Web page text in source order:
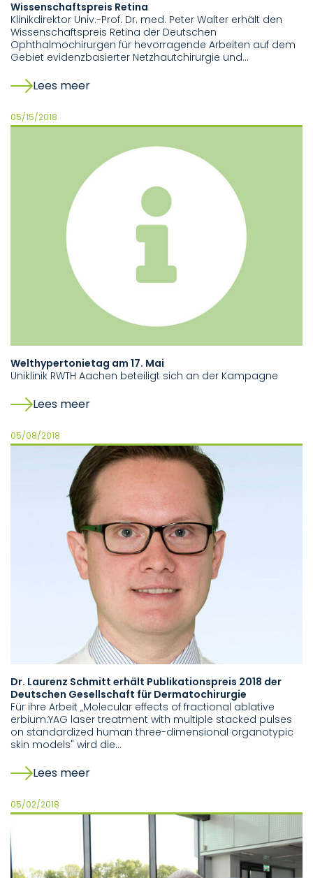
Wissenschaftspreis Retina
Klinikdirektor Univ.-Prof. Dr. med. Peter Walter erhält den
Wissenschaftspreis Retina der Deutschen
Ophthalmochirurgen für hevorragende Arbeiten auf dem
Gebiet evidenzbasierter Netzhautchirurgie und…
Lees meer
05/15/2018
Welthypertonietag am 17. Mai
Uniklinik RWTH Aachen beteiligt sich an der Kampagne
Lees meer
05/08/2018
Dr. Laurenz Schmitt erhält Publikationspreis 2018 der
Deutschen Gesellschaft für Dermatochirurgie
Für ihre Arbeit „Molecular effects of fractional ablative
erbium:YAG laser treatment with multiple stacked pulses
on standardized human three-dimensional organotypic
skin models" wird die…
Lees meer
05/02/2018